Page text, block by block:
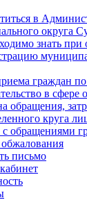
в
округа
знать
граждан
в
обращения,
круга
с обращениями
письмо